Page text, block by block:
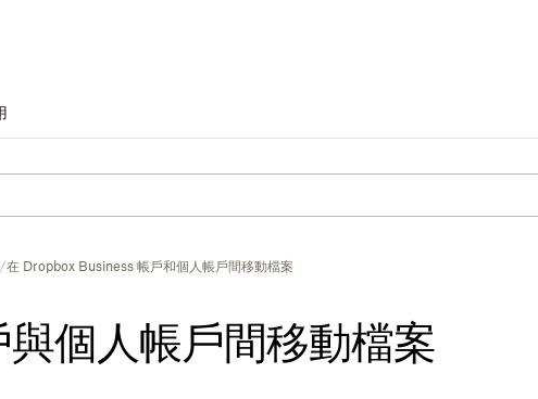
在 Dropbox Business 帳戶和個人帳戶間移動檔案
個人帳戶間移動檔案